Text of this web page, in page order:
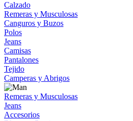
Calzado
Remeras y Musculosas
Canguros y Buzos
Polos
Jeans
Camisas
Pantalones
Tejido
Camperas y Abrigos
Remeras y Musculosas
Jeans
Accesorios